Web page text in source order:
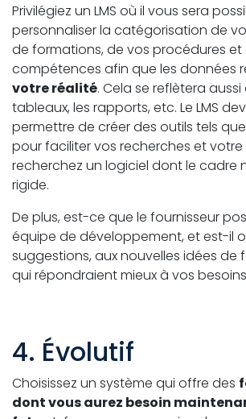
Privilégiez un LMS où il vous sera
personnaliser la catégorisation de
de formations, de vos procédures et
compétences afin que les données
votre réalité. Cela se reflètera aussi
tableaux, les rapports, etc. Le LMS
permettre de créer des outils tels
pour faciliter vos recherches et votre
recherchez un logiciel dont le cadre
rigide.
De plus, est-ce que le fournisseur
équipe de développement, et est-il
suggestions, aux nouvelles idées de
qui répondraient mieux à vos
4. Évolutif
Choisissez un système qui offre des
dont vous aurez besoin